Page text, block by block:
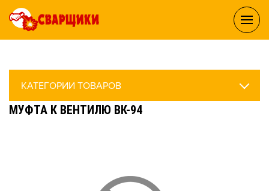
КАТЕГОРИИ ТОВАРОВ
МУФТА К ВЕНТИЛЮ ВК-94